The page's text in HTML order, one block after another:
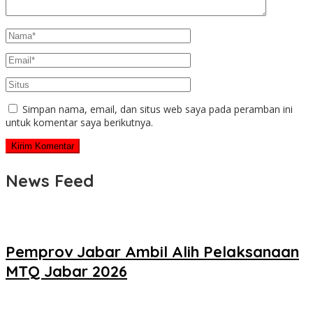
Simpan nama, email, dan situs web saya pada peramban ini
untuk komentar saya berikutnya.
News Feed
Pemprov Jabar Ambil Alih Pelaksanaan
MTQ Jabar 2026